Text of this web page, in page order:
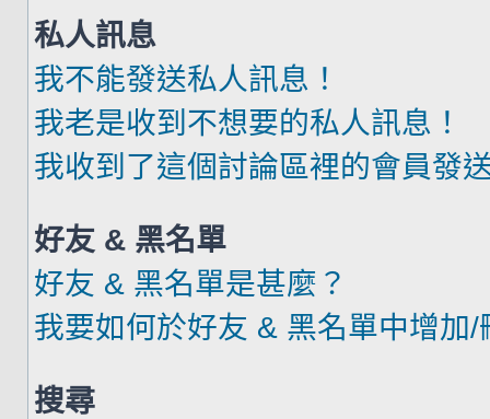
私人訊息
我不能發送私人訊息！
我老是收到不想要的私人訊息！
我收到了這個討論區裡的會員發
好友 & 黑名單
好友 & 黑名單是甚麼？
我要如何於好友 & 黑名單中增加/
搜尋